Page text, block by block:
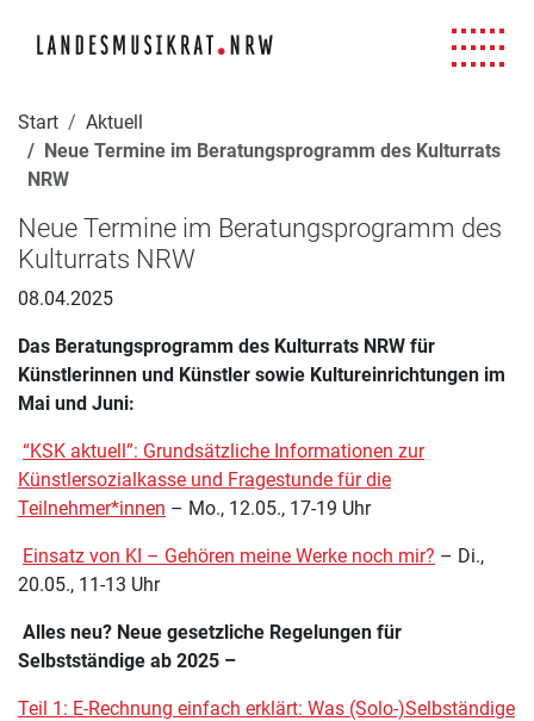
Start
Aktuell
Neue Termine im Beratungsprogramm des Kulturrats
NRW
Neue Termine im Beratungsprogramm des
Kulturrats NRW
08.04.2025
Das Beratungsprogramm des Kulturrats NRW für
Künstlerinnen und Künstler sowie Kultureinrichtungen im
Mai und Juni:
“KSK aktuell”: Grundsätzliche Informationen zur
Künstlersozialkasse und Fragestunde für die
Teilnehmer*innen – Mo., 12.05., 17-19 Uhr
Einsatz von KI – Gehören meine Werke noch mir? – Di.,
20.05., 11-13 Uhr
Alles neu? Neue gesetzliche Regelungen für
Selbstständige ab 2025 –
Teil 1: E-Rechnung einfach erklärt: Was (Solo-)Selbständige